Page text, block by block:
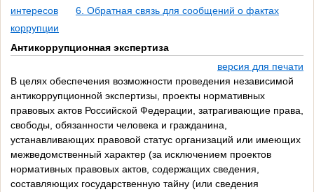
интересов
6. Обратная связь для сообщений о фактах
коррупции
Антикоррупционная экспертиза
версия для печати
В целях обеспечения возможности проведения независимой
антикоррупционной экспертизы, проекты нормативных
правовых актов Российской Федерации, затрагивающие права,
свободы, обязанности человека и гражданина,
устанавливающих правовой статус организаций или имеющих
межведомственный характер (за исключением проектов
нормативных правовых актов, содержащих сведения,
составляющих государственную тайну (или сведения